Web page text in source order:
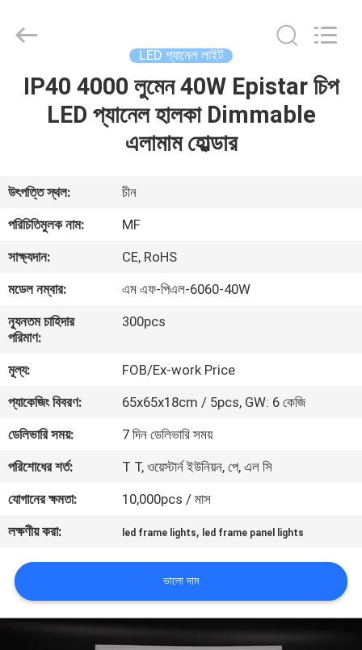
বাড়ি
ভিডিও
সম্পর্কে
কারখানা
মান
নিয়ন্ত্রণ
করুন
উদ্ধৃতির
জন্য
আবেদন
Lighting
Co.,Ltd..
Reserved.
LED প্যানেল লাইট
IP40 4000 লুমেন 40W Epistar চিপ
LED প্যানেল হালকা Dimmable
এলামাম হোল্ডার
উৎপত্তি স্থল:
চীন
পরিচিতিমুলক নাম:
MF
সাক্ষ্যদান:
CE, RoHS
মডেল নম্বার:
এম এফ-পিএল-6060-40W
ন্যূনতম চাহিদার
পরিমাণ:
300pcs
মূল্য:
FOB/Ex-work Price
প্যাকেজিং বিবরণ:
65x65x18cm / 5pcs, GW: 6 কেজি
ডেলিভারি সময়:
7 দিন ডেলিভারি সময়
পরিশোধের শর্ত:
T T, ওয়েস্টার্ন ইউনিয়ন, পে, এল সি
যোগানের ক্ষমতা:
10,000pcs / মাস
লক্ষণীয় করা:
led frame lights, led frame panel lights
ভালো দাম